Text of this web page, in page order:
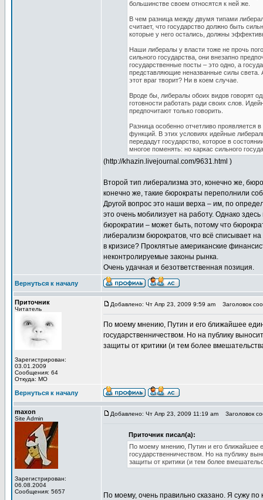
большинстве своем относятся к ней же.
В чем разница между двумя типами
считает, что государство должно быть
которые у него остались, должны
Наши либералы у власти тоже не прочь
сильного государства, они внезапно
государственные посты – это одно, а
представляющие неназванные силы света.
этот враг творит? Ни в коем случае.
Вроде бы, либералы обоих видов говорят
готовности работать ради своих слов.
предпочитают только говорить.
Разница особенно отчетливо проявляется
функций. В этих условиях идейные
передадут государство, которое в
многое поменять: но каркас сильного
(http://khazin.livejournal.com/9631.html )
Второй тип либерализма это, конечно же,
конечно же, такие бюрократы переполнили
Другой вопрос это наши верха – им, по
это очень мобилизует на работу. Однако
бюрократии – может быть, потому что
либерализм бюрократов, что всё списывает
в кризисе? Проклятые американские
неконтролируемые законы рынка.
Очень удачная и безответственная позиция.
Вернуться к началу
Приточник
Читатель
Зарегистрирован:
03.01.2009
Сообщения: 64
Откуда: МО
Добавлено: Чт Апр 23, 2009 9:59 am Заголовок
По моему мнению, Путин и его ближайшее
государственничеством. Но на публику
защиты от критики (и тем более
Вернуться к началу
maxon
Site Admin
Зарегистрирован:
06.08.2004
Сообщения: 5657
Добавлено: Чт Апр 23, 2009 11:19 am Заголовок
Приточник писал(а):
По моему мнению, Путин и его ближайшее
государственничеством. Но на публику
защиты от критики (и тем более
По моему, очень правильно сказано. Я сужу